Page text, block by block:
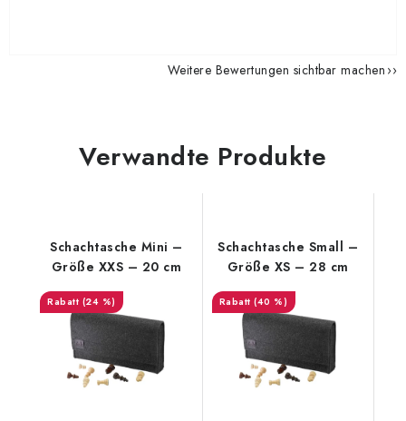
Weitere Bewertungen sichtbar machen
Verwandte Produkte
Schachtasche Mini –
Größe XXS – 20 cm
(24 %)
Schachtasche Small –
Größe XS – 28 cm
(40 %)